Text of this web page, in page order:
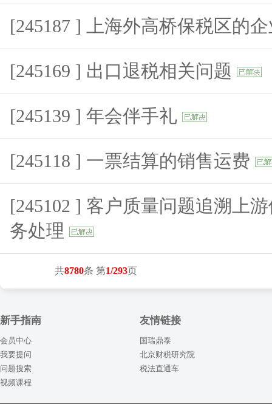
[245187 ] 上海外高桥保税区的
[245169 ] 出口退税相关问题
[245139 ] 年会伴手礼
[245118 ] 一票结算的销售运费
[245102 ] 客户质量问题追溯上
务处理
共8780条 第1/293页
新手指南
会员中心
我要提问
问题搜索
视频课程
友情链接
国瑞鼎泰
北京财税研究院
税法直通车